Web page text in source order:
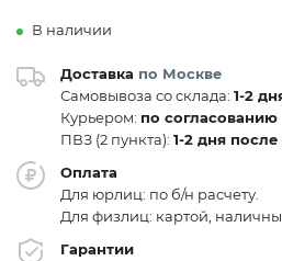
В наличии
Доставка по Москве
Самовывоза со склада: 1-2
Курьером: по согласованию
ПВЗ (2 пункта): 1-2 дня
Оплата
Для юрлиц: по б/н расчету.
Для физлиц: картой,
Гарантии